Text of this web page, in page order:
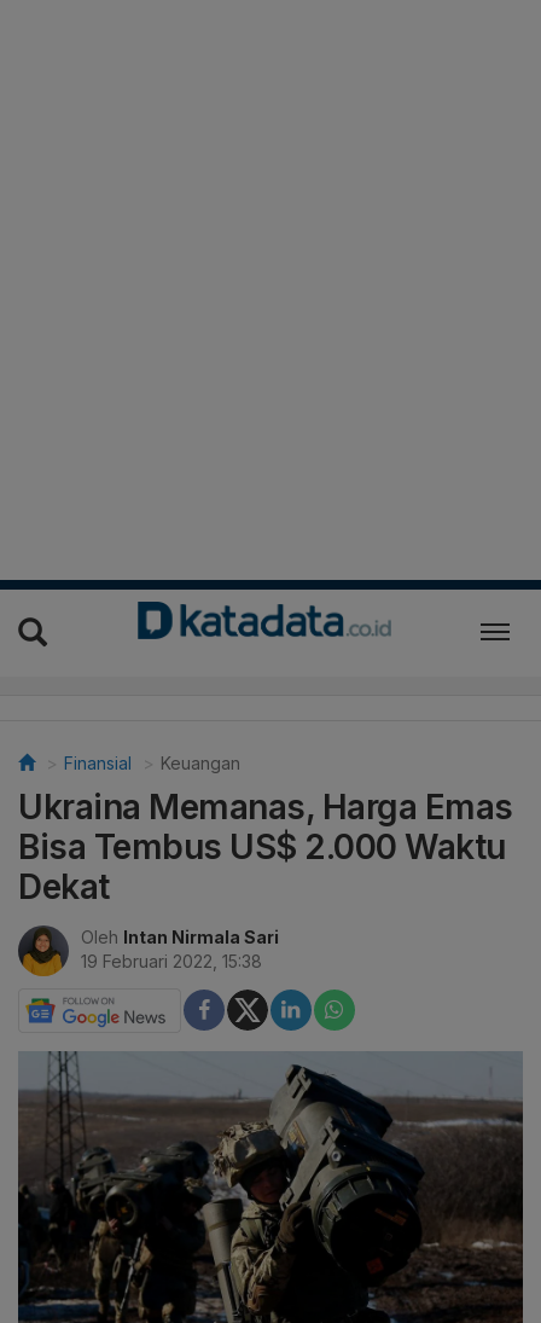
Finansial Keuangan
Ukraina Memanas, Harga Emas
Bisa Tembus US$ 2.000 Waktu
Dekat
Oleh Intan Nirmala Sari
19 Februari 2022, 15:38